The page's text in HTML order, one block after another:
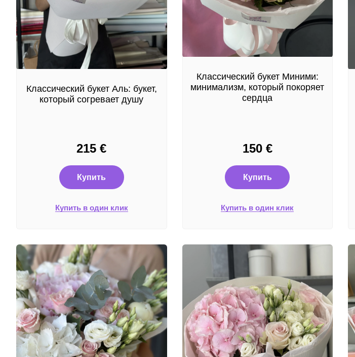
Классический букет Аль: букет,
который согревает душу
215€
Купить
Купить в один клик
Классический букет Миними:
минимализм, который покоряет
сердца
150 €
Купить
Купить в один клик